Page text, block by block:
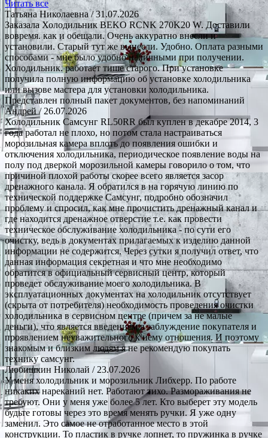
Читать все
Татьяна Николаевна/ 31.07.2026
Заказала Холодильник BEKO RCNK 270K20 W. Доставили
вовремя. как и обещали. Очень аккуратно внесли и
установили. Старый тут же вынесли. Удобно. Оплата разными
способами - мне было удобно наличными при получении.
Холодильник. работает тише старого. При установке
получила полную информацию об установке холодильника
или вызове мастера для установки холодильника.
Представлен полный пакет документов, без напоминаний
Андрей/ 26.07.2026
Холодильник Самсунг RL50RR был куплен в декабре 2014, 3
года работал не плохо, но потом стала настраиваться
морозильная камера вплоть до появления ошибки и
отключения холодильника, периодическое появление воды на
полу под дверкой морозильной камеры говорило о том, что
причиной плохой работы скорее всего является засор
дренажного канала. Я обратился в на горячую линию по
технической поддержке Самсунг, подробно обозначил
проблему и спросил, как мне прочистить дренажный канал и
где находится дренажное отверстие т.е. как провести
техническое обслуживание холодильника - по сути его
очистку, ведь в документах прилагаемых к изделию данной
информации не содержится. Через сутки я получил ответ, что
данная информация секретная и что мне необходимо
обратится в официальный сервисный центр, который
проведет обслуживание моего холодильника. В
эксплуатационных документах на холодильник отсутствует
(скрыта от потребителя) необходимость проведения очистки
холодильника в сервисном центре (причем за не малые
деньги), что является введением в заблуждение покупателя и
проявлением неуважительного к нему отношения. И поэтому
знакомым и близким людям я не рекомендую покупать
технику самсунг.
Любишкин Николай / 23.07.2026
У меня холодильник и морозильник Либхерр. По работе
никаких нареканий нет. Работают тихо. Размораживания не
требуют. Они у меня уже более 5 лет. Кто выберет эту модель
будьте готовы через это время менять ручки. Я уже одну
заменил. Это самое не отработанное место в этой
конструкции. То пластик в ручке лопнет, то пружинка в ручке